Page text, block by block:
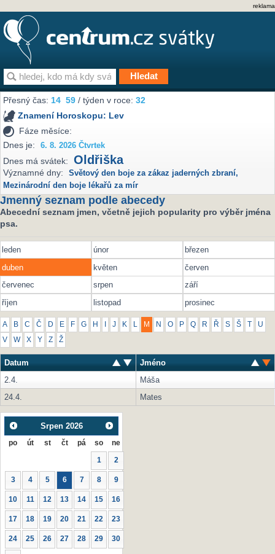
reklama
Přesný čas:14 59 / týden v roce:32
Znamení Horoskopu: Lev
Fáze měsíce:
Dnes je:
6. 8. 2026 Čtvrtek
Dnes má svátek: Oldřiška
Významné dny: Světový den boje za zákaz jaderných zbraní,
Mezinárodní den boje lékařů za mír
Jmenný seznam podle abecedy
Abecední seznam jmen, včetně jejich popularity pro výběr jména
psa.
leden únor
březen
duben
květen
červen
červenec
srpen
září
říjen
listopad prosinec
A B C Č D E F G H J K L M N O P Q R Ř S Š U
V W X Y Z Ž
Datum
Jméno
2.4.
Máša
24.4.
Mates
Srpen 2026
po út st čt pá so ne
1 2
3 4 5 6 7 8 9
10 11 12 13 14 15 16
17 18 19 20 21 22 23
24 25 26 27 28 29 30